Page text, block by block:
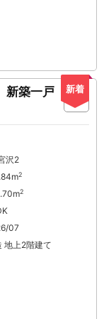
新着
新築一戸
沢2
2
2
07
地上2階建て